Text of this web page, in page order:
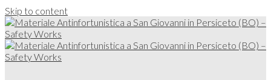
Skip to content